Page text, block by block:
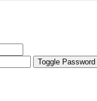
Toggle